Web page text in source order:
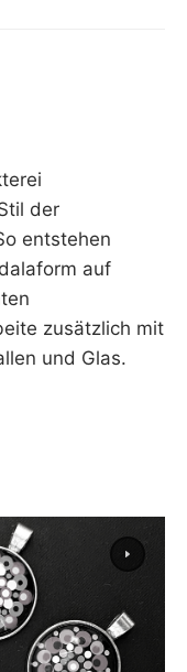
der
entstehen
auf
zusätzlich mit
und Glas.